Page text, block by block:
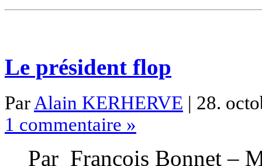
Le président flop
Par Alain KERHERVE | 28.
1 commentaire »
Par François Bonnet –